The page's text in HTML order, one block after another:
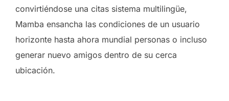
convirtiéndose una citas sistema multilingüe,
Mamba ensancha las condiciones de un usuario
horizonte hasta ahora mundial personas o incluso
generar nuevo amigos dentro de su cerca
ubicación.